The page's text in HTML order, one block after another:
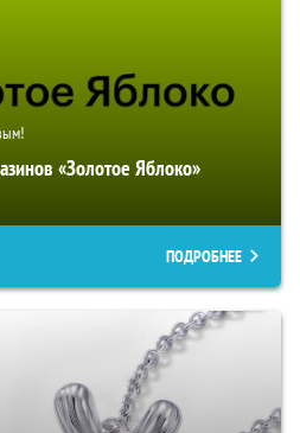
«Золотое Яблоко»
ПОДРОБНЕЕ